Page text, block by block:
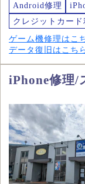
Android修理
クレジットカード
ゲーム機修理はこ
データ復旧はこち
iPhone修理/